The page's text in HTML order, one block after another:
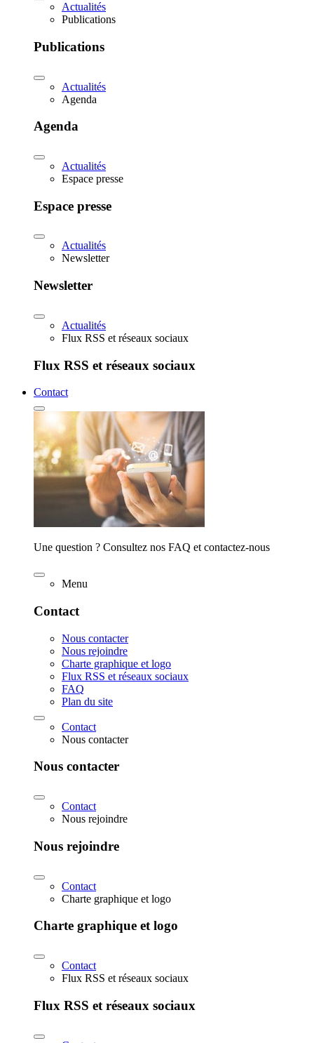
Actualités
Publications
Publications
Actualités
Agenda
Agenda
Actualités
Espace presse
Espace presse
Actualités
Newsletter
Newsletter
Actualités
Flux RSS et réseaux sociaux
Flux RSS et réseaux sociaux
Contact
Une question ? Consultez nos FAQ et contactez-nous
Menu
Contact
Nous contacter
Nous rejoindre
Charte graphique et logo
Flux RSS et réseaux sociaux
FAQ
Plan du site
Contact
Nous contacter
Nous contacter
Contact
Nous rejoindre
Nous rejoindre
Contact
Charte graphique et logo
Charte graphique et logo
Contact
Flux RSS et réseaux sociaux
Flux RSS et réseaux sociaux